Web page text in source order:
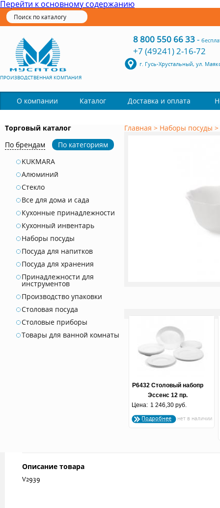
Перейти к основному содержанию
ПРОИЗВОДСТВЕННАЯ КОМПАНИЯ
8 800 550 66 33-
+7 (49241) 2-16-72
г. Гусь-Хрустальный, ул.
О компании Каталог Доставка и оплата
Торговый каталог
По брендам
По категориям
KUKMARA
Алюминий
Стекло
Все для дома и сада
Кухонные принадлежности
Кухонный инвентарь
Наборы посуды
Посуда для напитков
Посуда для хранения
Принадлежности для
инструментов
Производство упаковки
Столовая посуда
Столовые приборы
Товары для ванной комнаты
Главная > Наборы посуды >
P6432 Столовый набопр
Эссенс 12 пр.
Цена: 1 246,30 руб.
Подробнее
Описание товара
V2939